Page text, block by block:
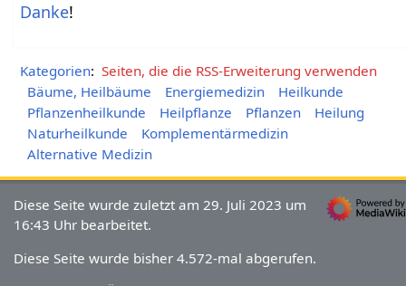
Danke!
Kategorien: Seiten, die die RSS-Erweiterung verwenden
Bäume, Heilbäume
Energiemedizin
Heilkunde
Pflanzenheilkunde
Heilpflanze Pflanzen
Heilung
Naturheilkunde
Komplementärmedizin
Alternative Medizin
Diese Seite wurde zuletzt am 29. Juli 2023 um
16:43 Uhr bearbeitet.
Diese Seite wurde bisher 4.572-mal abgerufen.